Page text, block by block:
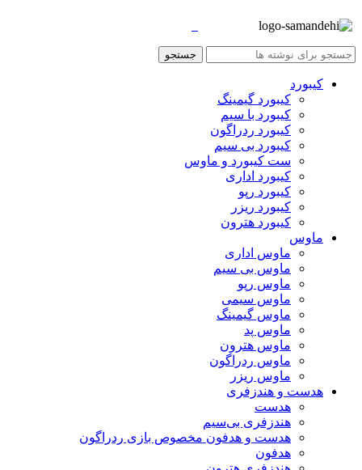
جستجو
کیبورد
کیبورد گیمینگ
کیبورد با سیم
کیبورد ردراگون
کیبورد بی سیم
ست کیبورد و ماوس
کیبورد اداری
کیبورد رپو
کیبورد ریزر
کیبورد هترون
ماوس
ماوس اداری
ماوس بی سیم
ماوس رپو
ماوس سیمی
ماوس گیمینگ
ماوس پد
ماوس هترون
ماوس ردراگون
ماوس ریزر
هدست و هندزفری
هدست
هندزفری بی‌سیم
هدست و هدفون مخصوص بازی ردراگون
هدفون